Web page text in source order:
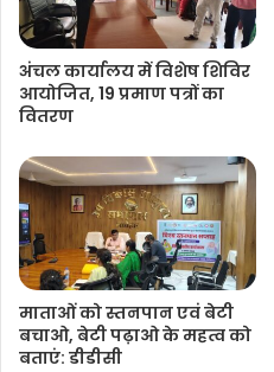
अंचल कार्यालय में विशेष शिविर
आयोजित, 19 प्रमाण पत्रों का
वितरण
माताओं को स्तनपान एवं बेटी
बचाओ, बेटी पढ़ाओ के महत्व को
बताएं: डीडीसी